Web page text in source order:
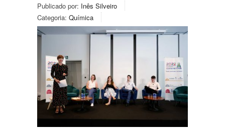
Publicado por: Inês Silveiro
Categoria: Química